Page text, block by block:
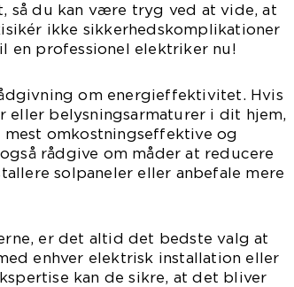
du kan være tryg ved at vide, at
ikke sikkerhedskomplikationer
en professionel elektriker nu!
om energieffektivitet. Hvis
eller belysningsarmaturer i dit hjem,
omkostningseffektive og
rådgive om måder at reducere
solpaneler eller anbefale mere
er det altid det bedste valg at
enhver elektrisk installation eller
kan de sikre, at det bliver